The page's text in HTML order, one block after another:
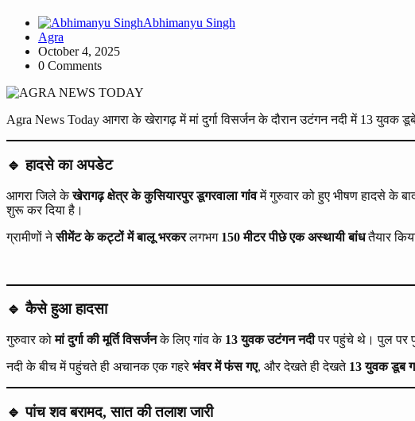
Abhimanyu Singh
Agra
October 4, 2025
0 Comments
Agra News Today आगरा के खेरागढ़ में मां दुर्गा विसर्जन के दौरान उटंगन नदी में 13 युवक
🔹 हादसे का अपडेट
आगरा जिले केखेरागढ़ क्षेत्र के कुसियारपुर डूगरवाला गांवमें गुरुवार को हुए भीषण हादसे के
शुरू कर दिया है।
ग्रामीणों नेसीमेंट के कट्टों में बालू भरकरलगभग 150 मीटर पीछे एक अस्थायी बांधतैयार
🔹 कैसे हुआ हादसा
गुरुवार कोमां दुर्गा की मूर्ति विसर्जनके लिए गांव के 13 युवक उटंगन नदीपर पहुंचे थे। पुल पर
नदी के बीच में पहुंचते ही अचानक एक गहरेभंवर में फंस गए, और देखते ही देखते 13 युवक डूब
🔹 पांच शव बरामद, सात की तलाश जारी